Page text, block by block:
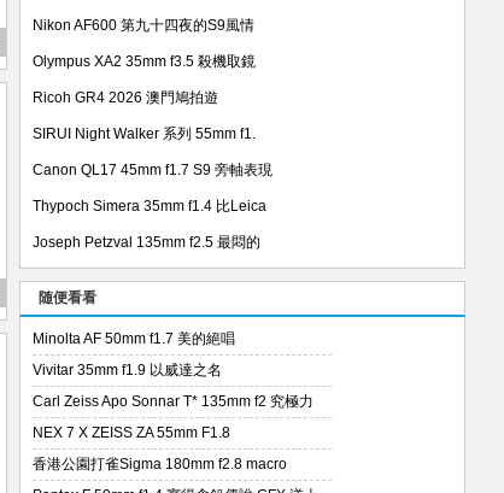
Nikon AF600 第九十四夜的S9風情
Olympus XA2 35mm f3.5 殺機取鏡
Ricoh GR4 2026 澳門鳩拍遊
SIRUI Night Walker 系列 55mm f1.
Canon QL17 45mm f1.7 S9 旁軸表現
Thypoch Simera 35mm f1.4 比Leica
Joseph Petzval 135mm f2.5 最悶的
随便看看
Minolta AF 50mm f1.7 美的絕唱
Vivitar 35mm f1.9 以威達之名
Carl Zeiss Apo Sonnar T* 135mm f2 究極力
NEX 7 X ZEISS ZA 55mm F1.8
香港公園打雀Sigma 180mm f2.8 macro